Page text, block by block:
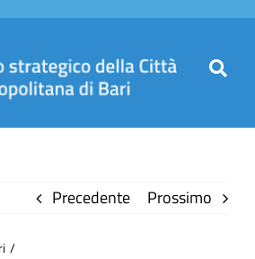
Precedente Prossimo